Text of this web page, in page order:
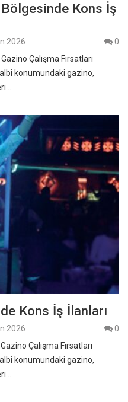
Kons İş
2026
0
Çalışma Fırsatları
konumundaki gazino,
Kons İş İlanları
2026
0
Çalışma Fırsatları
konumundaki gazino,